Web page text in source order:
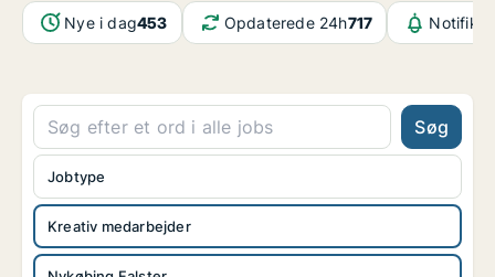
Nye i dag453 Opdaterede 24h717
Søg
Kreativ medarbejder
Jobtype